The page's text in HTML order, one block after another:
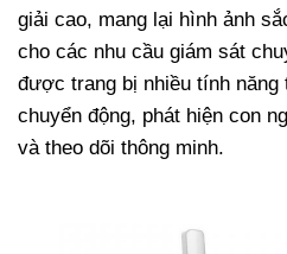
giải cao, mang lại hình ảnh
cho các nhu cầu giám sát
được trang bị nhiều tính năng
chuyển động, phát hiện con
và theo dõi thông minh.